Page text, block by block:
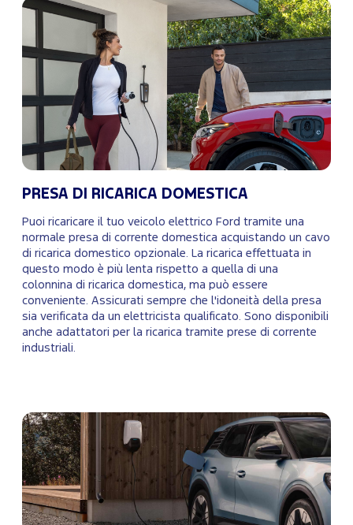
PRESA DI RICARICA DOMESTICA
Puoi ricaricare il tuo veicolo elettrico Ford tramite una
normale presa di corrente domestica acquistando un cavo
di ricarica domestico opzionale. La ricarica effettuata in
questo modo è più lenta rispetto a quella di una
colonnina di ricarica domestica, ma può essere
conveniente. Assicurati sempre che l'idoneità della presa
sia verificata da un elettricista qualificato. Sono disponibili
anche adattatori per la ricarica tramite prese di corrente
industriali.